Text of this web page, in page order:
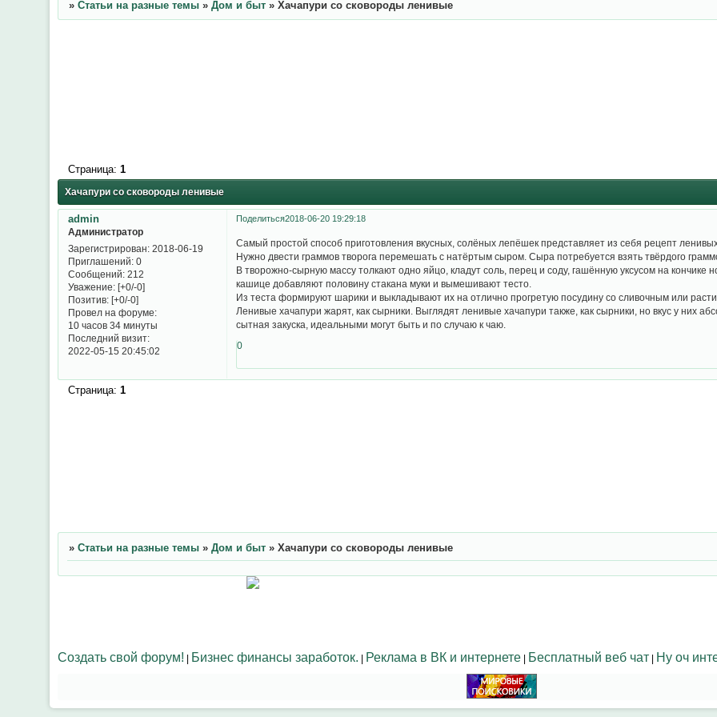
» Статьи на разные темы » Дом и быт » Хачапури со сковороды ленивые
Хачапури со сковороды ленивые
Страница: 1
Поделиться2018-06-20 19:29:18
admin
Администратор
Зарегистрирован: 2018-06-19
Приглашений:0
Сообщений:212
Уважение: [+0/-0]
Позитив: [+0/-0]
Провел на форуме:
10 часов 34 минуты
Последний визит:
2022-05-15 20:45:02
Самый простой способ приготовления вкусных, солёных лепёшек представляет из себя рецепт
Нужно двести граммов творога перемешать с натёртым сыром. Сыра потребуется взять твёрдого
В творожно-сырную массу толкают одно яйцо, кладут соль, перец и соду, гашённую уксусом на
кашице добавляют половину стакана муки и вымешивают тесто.
Из теста формируют шарики и выкладывают их на отлично прогретую посудину со сливочным или
Ленивые хачапури жарят, как сырники. Выглядят ленивые хачапури также, как сырники, но вкус у них
сытная закуска, идеальными могут быть и по случаю к чаю.
0
Страница: 1
» Статьи на разные темы » Дом и быт » Хачапури со сковороды ленивые
Создать свой форум! | Бизнес финансы заработок. | Реклама в ВК и интернете | Бесплатный веб чат | Ну оч